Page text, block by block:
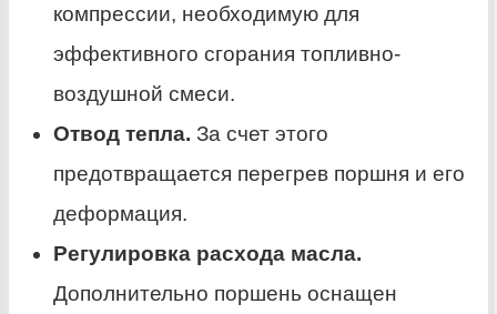
компрессии, необходимую для
эффективного сгорания топливно-
воздушной смеси.
Отвод тепла. За счет этого
предотвращается перегрев поршня и его
деформация.
Регулировка расхода масла.
Дополнительно поршень оснащен